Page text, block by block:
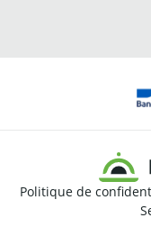
Politique de